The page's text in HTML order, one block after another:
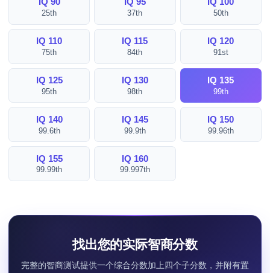
25th 37th 50th
IQ 110
75th
IQ 115
84th
IQ 120
91st
IQ 125
95th
IQ 130
98th
IQ 135
99th
IQ 140
99.6th
IQ 145
99.9th
IQ 150
99.96th
IQ 155
99.99th
IQ 160
99.997th
找出您的实际智商分数
完整的智商测试提供一个综合分数加上四个子分数，并附有置